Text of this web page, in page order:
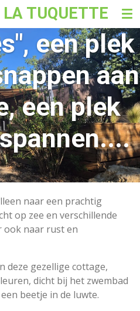
TUQUETTE
een plek
aan
een plek
naar een prachtig
op zee en verschillende
ook naar rust en
deze gezellige cottage,
dicht bij het zwembad
beetje in de luwte.